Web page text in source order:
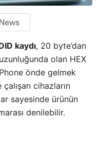
kaydı, 20 byte’dan
olan HEX
önde gelmek
cihazların
sayesinde ürünün
denilebilir.